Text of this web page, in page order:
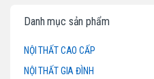
Danh mục sản phẩm
NỘI THẤT CAO CẤP
NỘI THẤT GIA ĐÌNH